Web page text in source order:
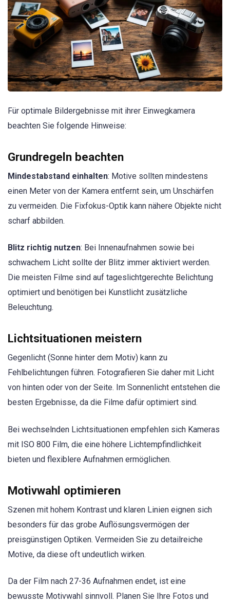
Für optimale Bildergebnisse mit ihrer Einwegkamera
beachten Sie folgende Hinweise:
Grundregeln beachten
Mindestabstand einhalten: Motive sollten mindestens
einen Meter von der Kamera entfernt sein, um Unschärfen
zu vermeiden. Die Fixfokus-Optik kann nähere Objekte nicht
scharf abbilden.
Blitz richtig nutzen: Bei Innenaufnahmen sowie bei
schwachem Licht sollte der Blitz immer aktiviert werden.
Die meisten Filme sind auf tageslichtgerechte Belichtung
optimiert und benötigen bei Kunstlicht zusätzliche
Beleuchtung.
Lichtsituationen meistern
Gegenlicht (Sonne hinter dem Motiv) kann zu
Fehlbelichtungen führen. Fotografieren Sie daher mit Licht
von hinten oder von der Seite. Im Sonnenlicht entstehen die
besten Ergebnisse, da die Filme dafür optimiert sind.
Bei wechselnden Lichtsituationen empfehlen sich Kameras
mit ISO 800 Film, die eine höhere Lichtempfindlichkeit
bieten und flexiblere Aufnahmen ermöglichen.
Motivwahl optimieren
Szenen mit hohem Kontrast und klaren Linien eignen sich
besonders für das grobe Auflösungsvermögen der
preisgünstigen Optiken. Vermeiden Sie zu detailreiche
Motive, da diese oft undeutlich wirken.
Da der Film nach 27-36 Aufnahmen endet, ist eine
bewusste Motivwahl sinnvoll. Planen Sie Ihre Fotos und